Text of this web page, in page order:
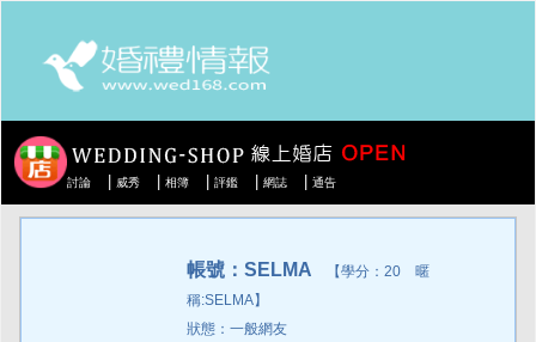
討論 威秀 相簿 評鑑 網誌 通告
帳號：SELMA 【學分：20 暱
稱:SELMA】
狀態：一般網友